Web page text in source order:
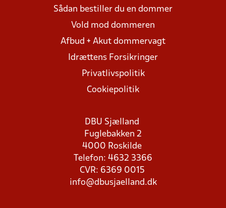
Sådan bestiller du en dommer
Vold mod dommeren
Afbud + Akut dommervagt
Idrættens Forsikringer
Privatlivspolitik
Cookiepolitik
DBU Sjælland
Fuglebakken 2
4000 Roskilde
Telefon: 4632 3366
CVR: 6369 0015
info@dbusjaelland.dk